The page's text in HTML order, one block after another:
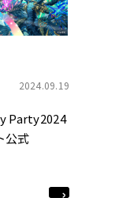
2024.09.19
Party2024
公式